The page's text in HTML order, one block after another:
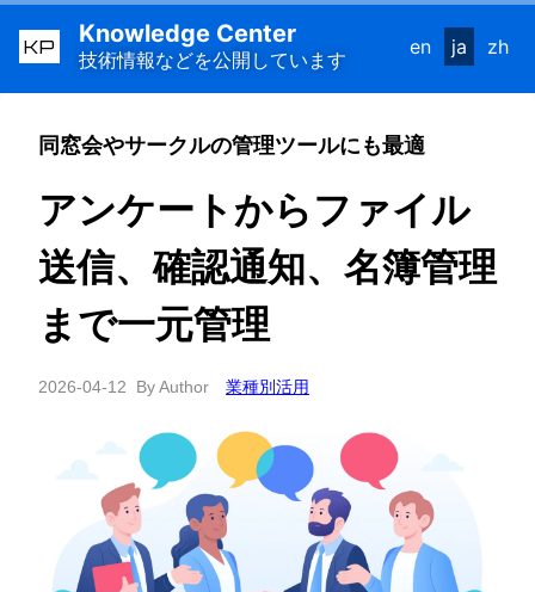
KP Knowledge Center
技術情報などを公開しています
en ja zh
同窓会やサークルの管理ツールにも最適
アンケートからファイル
送信、確認通知、名簿管理
まで一元管理
2026-04-12 By Author 業種別活用